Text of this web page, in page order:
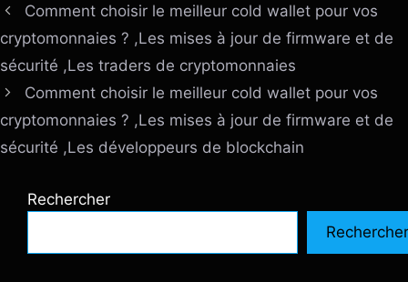
Comment choisir le meilleur cold wallet pour vos
cryptomonnaies ? ,Les mises à jour de firmware et de
sécurité ,Les traders de cryptomonnaies
Comment choisir le meilleur cold wallet pour vos
cryptomonnaies ? ,Les mises à jour de firmware et de
sécurité ,Les développeurs de blockchain
Rechercher
Rechercher